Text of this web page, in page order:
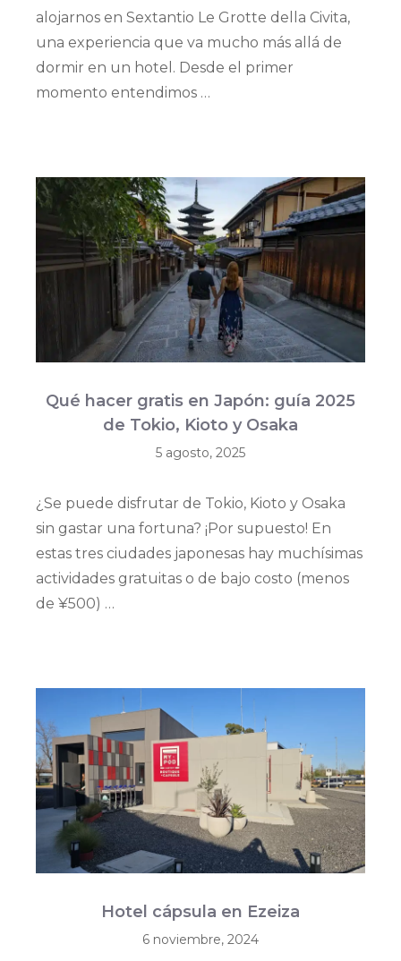
alojarnos en Sextantio Le Grotte della Civita,
una experiencia que va mucho más allá de
dormir en un hotel. Desde el primer
momento entendimos …
Qué hacer gratis en Japón: guía 2025
de Tokio, Kioto y Osaka
5 agosto, 2025
¿Se puede disfrutar de Tokio, Kioto y Osaka
sin gastar una fortuna? ¡Por supuesto! En
estas tres ciudades japonesas hay muchísimas
actividades gratuitas o de bajo costo (menos
de ¥500) …
Hotel cápsula en Ezeiza
6 noviembre, 2024